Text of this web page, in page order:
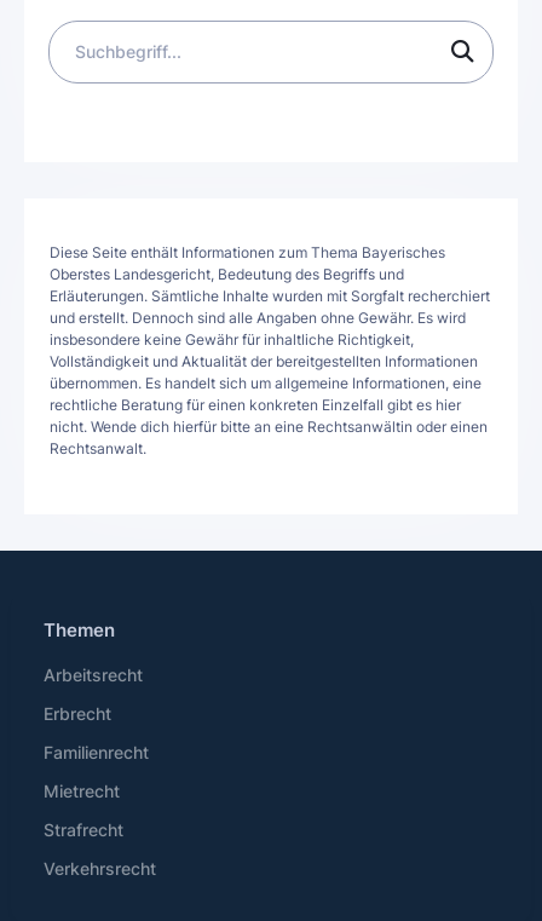
Diese Seite enthält Informationen zum Thema Bayerisches
Oberstes Landesgericht, Bedeutung des Begriffs und
Erläuterungen. Sämtliche Inhalte wurden mit Sorgfalt recherchiert
und erstellt. Dennoch sind alle Angaben ohne Gewähr. Es wird
insbesondere keine Gewähr für inhaltliche Richtigkeit,
Vollständigkeit und Aktualität der bereitgestellten Informationen
übernommen. Es handelt sich um allgemeine Informationen, eine
rechtliche Beratung für einen konkreten Einzelfall gibt es hier
nicht. Wende dich hierfür bitte an eine Rechtsanwältin oder einen
Rechtsanwalt.
Themen
Arbeitsrecht
Erbrecht
Familienrecht
Mietrecht
Strafrecht
Verkehrsrecht